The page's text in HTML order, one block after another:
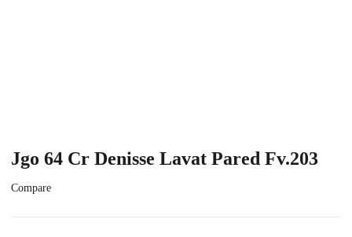
Jgo 64 Cr Denisse Lavat Pared Fv.203
Compare